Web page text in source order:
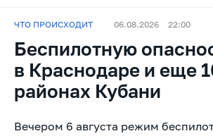
ЧТО ПРОИСХОДИТ 06.08.2026 22:00
Беспилотную
в Краснодаре и еще
районах Кубани
Вечером 6 августа режим